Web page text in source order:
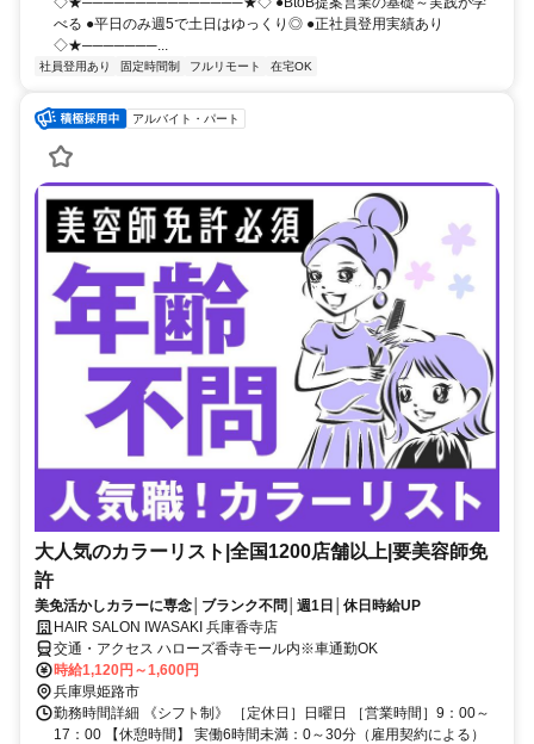
べる ●平日のみ週5で土日はゆっくり◎ ●正社員登用実績あり
◇★───────...
社員登用あり 固定時間制 フルリモート 在宅OK
アルバイト・パート
大人気のカラーリスト|全国1200店舗以上|要美容師免
許
美免活かしカラーに専念│ブランク不問│週1日│休日時給UP
HAIR SALON IWASAKI 兵庫香寺店
交通・アクセス ハローズ香寺モール内※車通勤OK
時給1,120円～1,600円
兵庫県姫路市
勤務時間詳細 《シフト制》 ［定休日］日曜日 ［営業時間］9：00～
17：00 【休憩時間】 実働6時間未満：0～30分（雇用契約による）